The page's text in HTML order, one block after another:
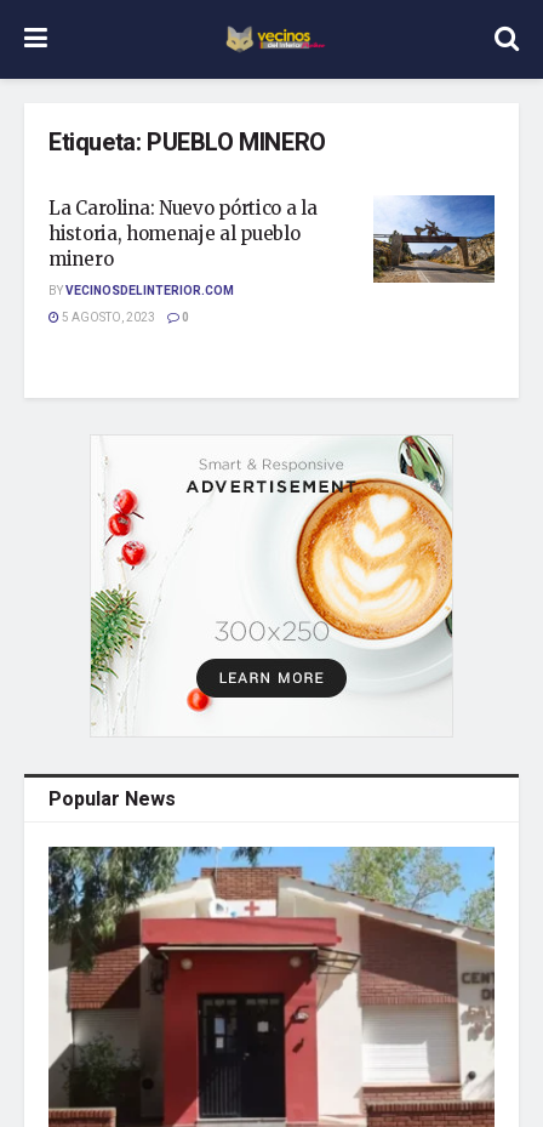
Etiqueta: PUEBLO MINERO
La Carolina: Nuevo pórtico a la
historia, homenaje al pueblo
minero
BYVECINOSDELINTERIOR.COM
5 AGOSTO, 2023
0
Popular News